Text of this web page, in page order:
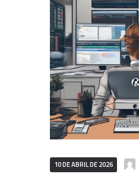
10 DE ABRIL DE 2026